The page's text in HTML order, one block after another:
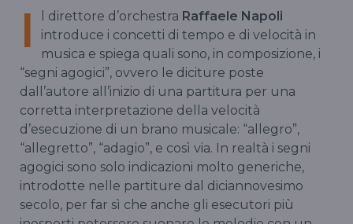
I l direttore d’orchestra Raffaele Napoli
introduce i concetti di tempo e di velocità in
musica e spiega quali sono, in composizione, i
“segni agogici”, ovvero le diciture poste
dall’autore all’inizio di una partitura per una
corretta interpretazione della velocità
d’esecuzione di un brano musicale: “allegro”,
“allegretto”, “adagio”, e così via. In realtà i segni
agogici sono solo indicazioni molto generiche,
introdotte nelle partiture dal diciannovesimo
secolo, per far sì che anche gli esecutori più